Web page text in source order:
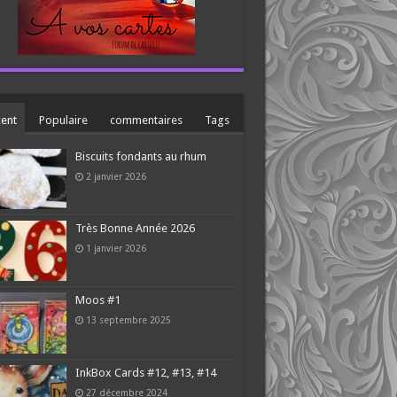
Populaire commentaires Tags
Biscuits fondants au rhum
2 janvier 2026
Très Bonne Année 2026
1 janvier 2026
Moos #1
13 septembre 2025
InkBox Cards #12, #13, #14
27 décembre 2024